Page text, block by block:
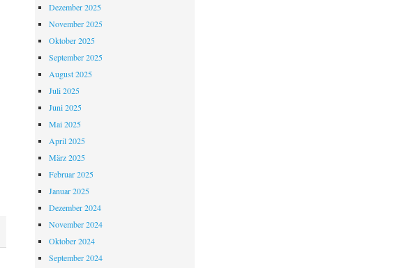
Dezember 2025
November 2025
Oktober 2025
September 2025
August 2025
Juli 2025
Juni 2025
Mai 2025
April 2025
März 2025
Februar 2025
Januar 2025
Dezember 2024
November 2024
Oktober 2024
September 2024